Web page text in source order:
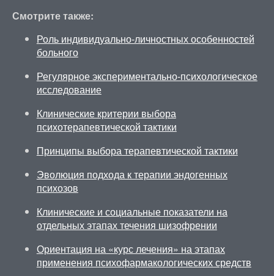
Смотрите также:
Роль индивидуально-личностных особенностей
больного
Регулярное экспериментально-психологическое
исследование
Клинические критерии выбора
психотерапевтической тактики
Принципы выбора терапевтической тактики
Эволюция подхода к терапии эндогенных
психозов
Клинические и социальные показатели на
отдельных этапах течения шизофрении
Ориентация на «курс лечения» на этапах
применения психофармакологических средств